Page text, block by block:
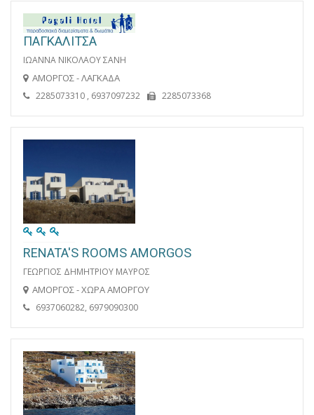
ΠΑΓΚΑΛΙΤΣΑ
ΙΩΑΝΝΑ ΝΙΚΟΛΑΟΥ ΣΑΝΗ
ΑΜΟΡΓΟΣ - ΛΑΓΚΑΔΑ
2285073310 , 6937097232 2285073368
RENATA'S ROOMS AMORGOS
ΓΕΩΡΓΙΟΣ ΔΗΜΗΤΡΙΟΥ ΜΑΥΡΟΣ
ΑΜΟΡΓΟΣ - ΧΩΡΑ ΑΜΟΡΓΟΥ
6937060282, 6979090300